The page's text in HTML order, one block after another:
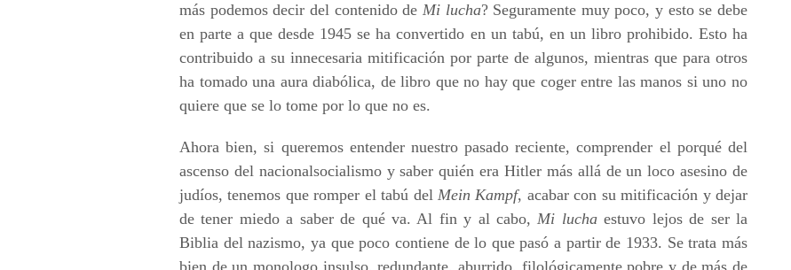
más podemos decir del contenido de Mi lucha? Seguramente muy poco, y esto se debe
en parte a que desde 1945 se ha convertido en un tabú, en un libro prohibido. Esto ha
contribuido a su innecesaria mitificación por parte de algunos, mientras que para otros
ha tomado una aura diabólica, de libro que no hay que coger entre las manos si uno no
quiere que se lo tome por lo que no es.
Ahora bien, si queremos entender nuestro pasado reciente, comprender el porqué del
ascenso del nacionalsocialismo y saber quién era Hitler más allá de un loco asesino de
judíos, tenemos que romper el tabú del Mein Kampf, acabar con su mitificación y dejar
de tener miedo a saber de qué va. Al fin y al cabo,Mi luchaestuvo lejos de ser la
Biblia del nazismo, ya que poco contiene de lo que pasó a partir de 1933. Se trata más
bien de un monologo insulso, redundante, aburrido, filológicamente pobre y de más de